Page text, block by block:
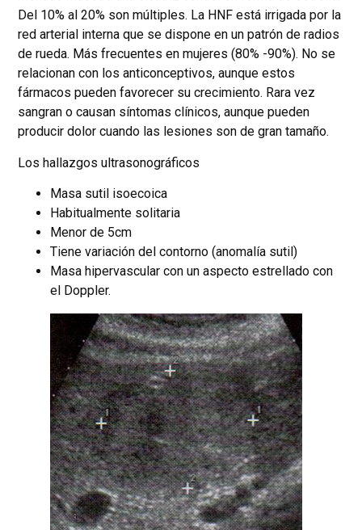
Del 10% al 20% son múltiples. La HNF está irrigada por la
red arterial interna que se dispone en un patrón de radios
de rueda. Más frecuentes en mujeres (80% -90%). No se
relacionan con los anticonceptivos, aunque estos
fármacos pueden favorecer su crecimiento. Rara vez
sangran o causan síntomas clínicos, aunque pueden
producir dolor cuando las lesiones son de gran tamaño.
Los hallazgos ultrasonográficos
Masa sutil isoecoica
Habitualmente solitaria
Menor de 5cm
Tiene variación del contorno (anomalía sutil)
Masa hipervascular con un aspecto estrellado con
el Doppler.